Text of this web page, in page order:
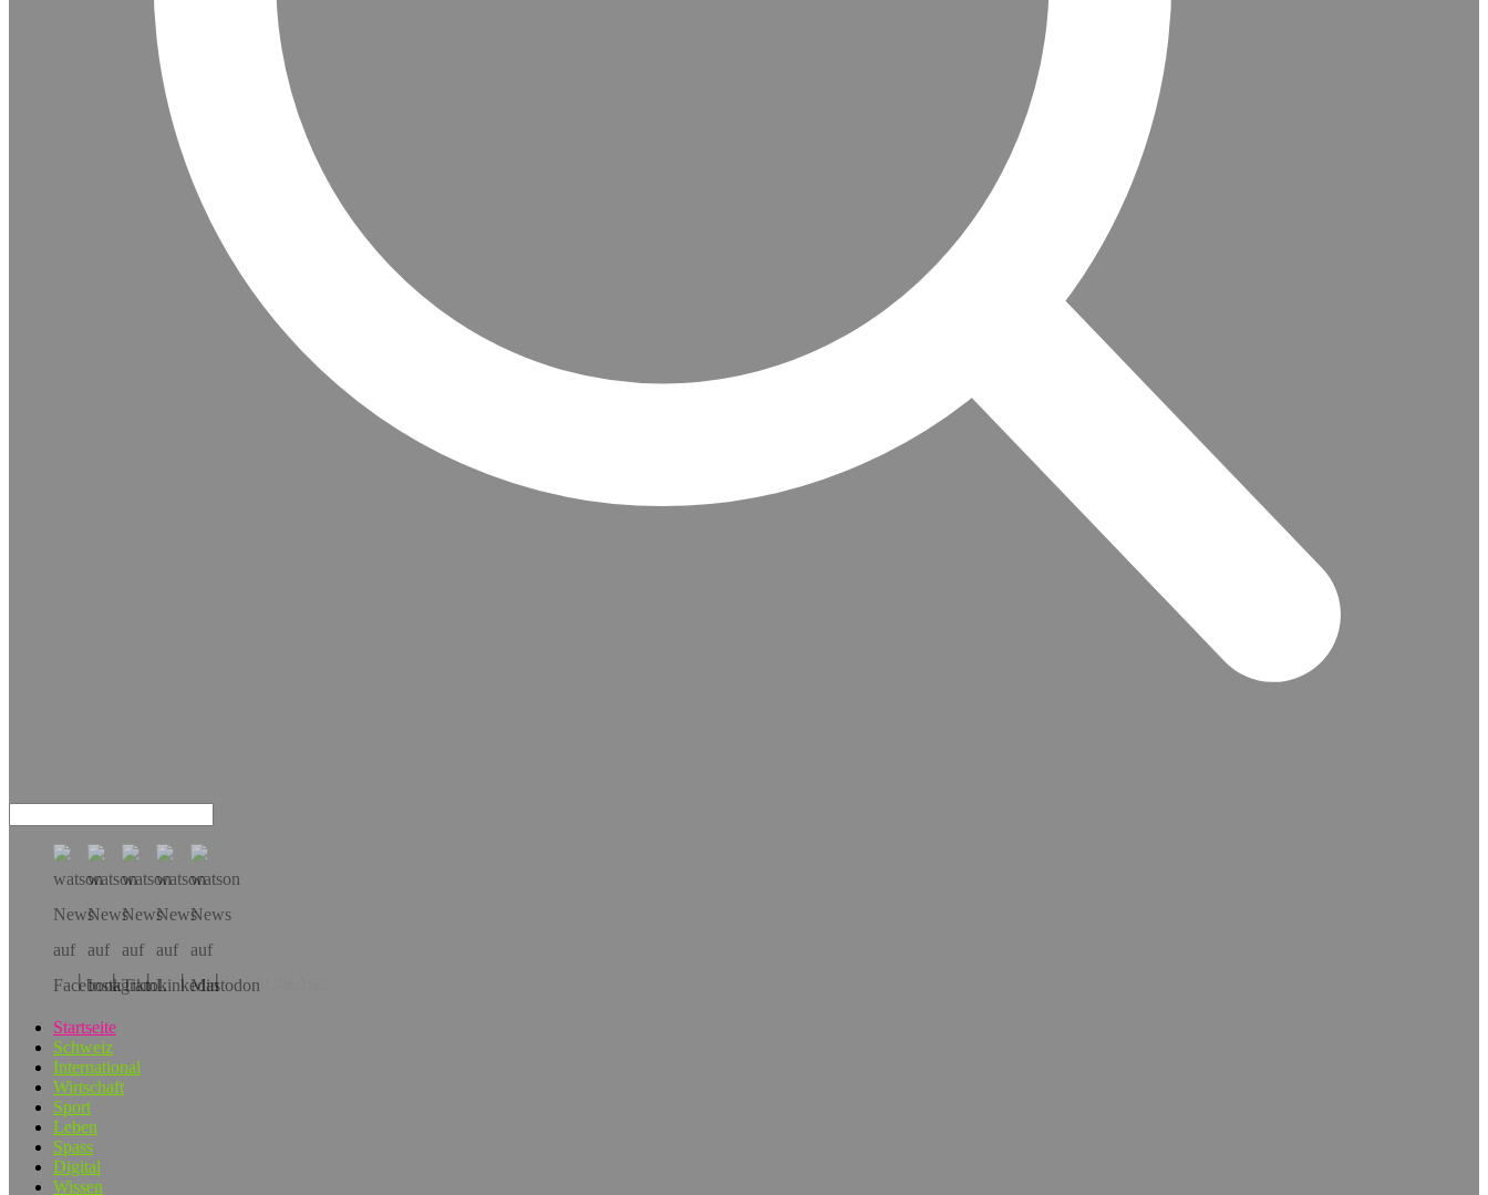
Hol dir die App!
Startseite
Schweiz
International
Wirtschaft
Sport
Leben
Spass
Digital
Wissen